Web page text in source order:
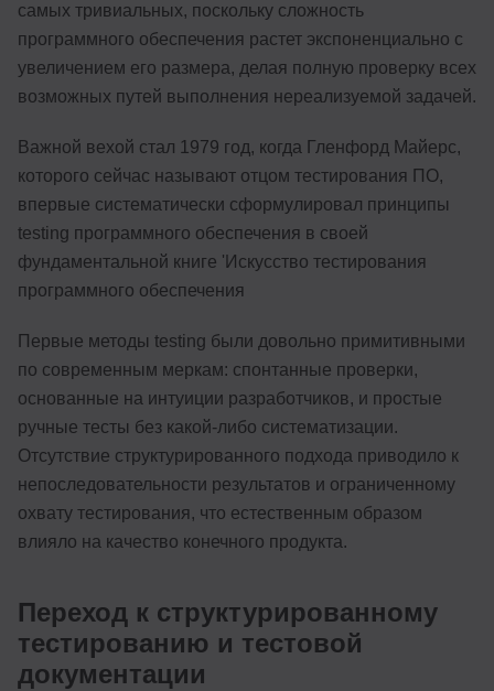
самых тривиальных, поскольку сложность
программного обеспечения растет экспоненциально с
увеличением его размера, делая полную проверку всех
возможных путей выполнения нереализуемой задачей.
Важной вехой стал 1979 год, когда Гленфорд Майерс,
которого сейчас называют отцом тестирования ПО,
впервые систематически сформулировал принципы
testing программного обеспечения в своей
фундаментальной книге 'Искусство тестирования
программного обеспечения
Первые методы testing были довольно примитивными
по современным меркам: спонтанные проверки,
основанные на интуиции разработчиков, и простые
ручные тесты без какой-либо систематизации.
Отсутствие структурированного подхода приводило к
непоследовательности результатов и ограниченному
охвату тестирования, что естественным образом
влияло на качество конечного продукта.
Переход к структурированному
тестированию и тестовой
документации